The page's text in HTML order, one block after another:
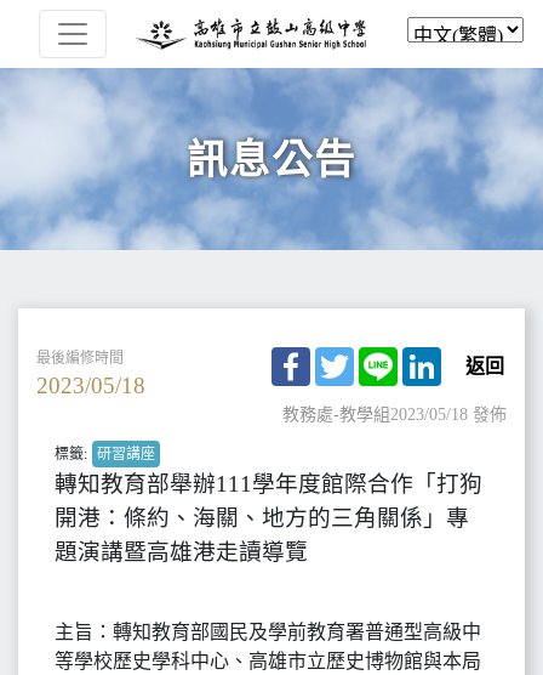
訊息公告
最後編修時間
2023/05/18
Facebook
TwitterLine LinkedIn
返回
教務處-教學組2023/05/18 發佈
標籤: 研習講座
轉知教育部舉辦111學年度館際合作「打狗
開港：條約、海關、地方的三角關係」專
題演講暨高雄港走讀導覽
主旨：轉知教育部國民及學前教育署普通型高級中
等學校歷史學科中心、高雄市立歷史博物館與本局